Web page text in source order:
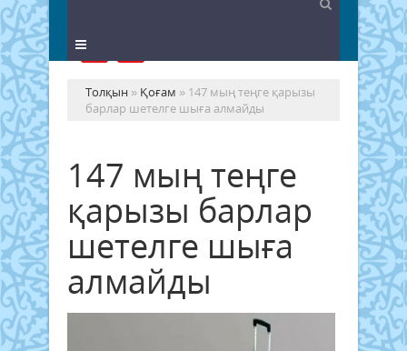
Толқын » Қоғам » 147 мың теңге қарызы
барлар шетелге шыға алмайды
147 мың теңге
қарызы барлар
шетелге шыға
алмайды